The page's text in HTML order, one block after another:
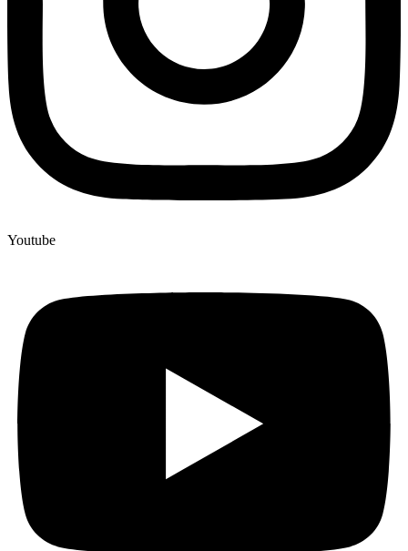
Youtube